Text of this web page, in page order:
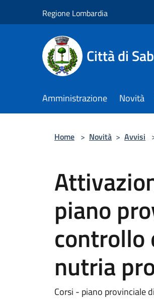
Regione Lombardia
Città di
Amministrazione Novità
Home > Novità > Avvisi
piano
controllo
nutria
Corsi - piano provinciale